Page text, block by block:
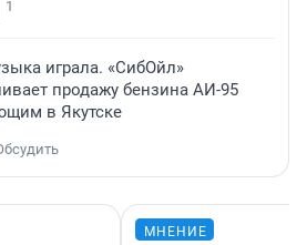
1
играла. «СибОйл»
продажу бензина АИ-95
в Якутске
МНЕНИЕ